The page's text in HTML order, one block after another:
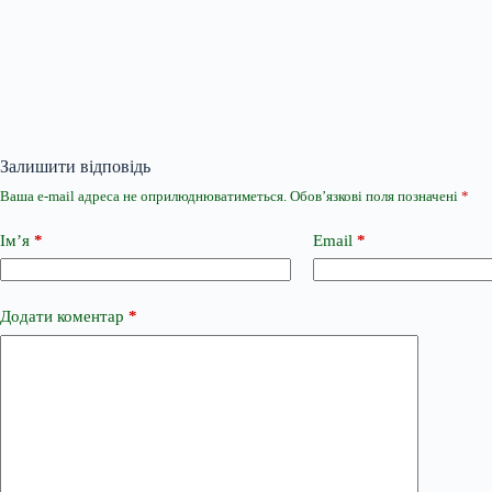
Залишити відповідь
Ваша e-mail адреса не оприлюднюватиметься. Обов’язкові поля позначені *
Ім’я * Email *
Додати коментар *